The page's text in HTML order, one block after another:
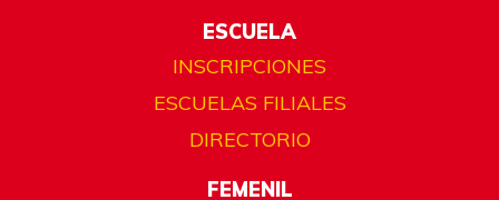
ESCUELA
INSCRIPCIONES
ESCUELAS FILIALES
DIRECTORIO
FEMENIL